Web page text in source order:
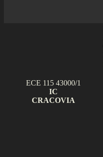
ECE 115 43000/1
IC
CRACOVIA